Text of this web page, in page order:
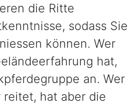
die Ritte
sodass Sie
können. Wer
hat,
an. Wer
hat aber die